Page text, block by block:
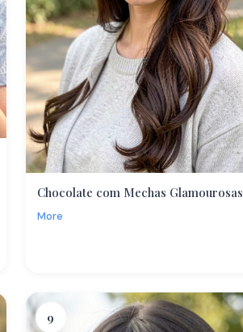
Chocolate com Mechas Glamourosas
More
9